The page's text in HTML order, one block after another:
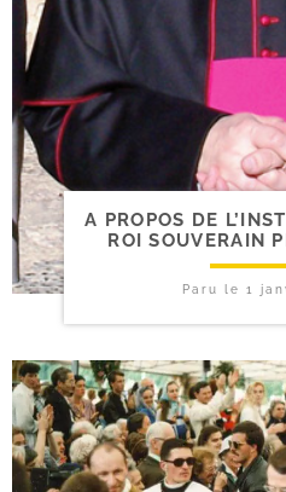
A PROPOS DE
ROI SOUVERAIN
Paru le 1